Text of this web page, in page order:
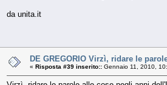
da unita.it
DE GREGORIO Virzì, ridare le
« Risposta #39 inserito:: Gennaio 11, 2010,